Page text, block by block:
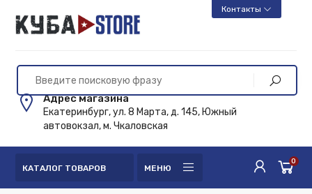
Контакты
Адрес магазина
Екатеринбург, ул. 8 Марта, д. 145, Южный
автовокзал, м. Чкаловская
КАТАЛОГ ТОВАРОВ МЕНЮ
0